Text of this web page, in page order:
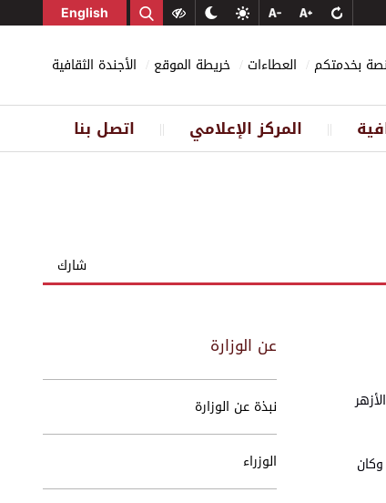
English
بخدمتكم العطاءات خريطة الموقع الأجندة الثقافية
|| المركز الإعلامي || اتصل بنا
شارك
الأزهر
عن الوزارة
نبذة عن الوزارة
الوزراء